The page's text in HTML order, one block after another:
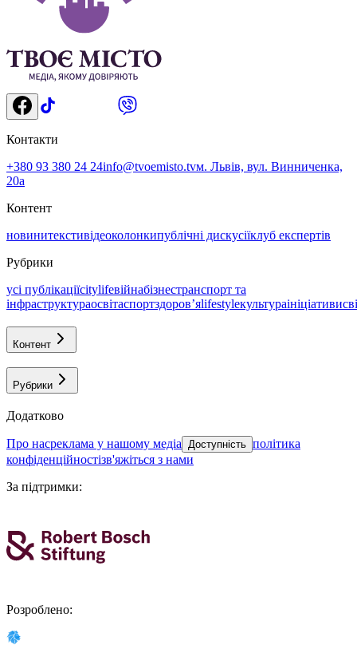
Контакти
+380 93 380 24 24info@tvoemisto.tvм. Львів, вул. Винниченка,
20а
Контент
новинитекстивідеоколонкипублічні дискусіїклуб експертів
Рубрики
усі публікаціїcitylifeвійнабізнестранспорт та
інфраструктураосвітаспортздоровʼяlifestyleкультураініціативи
Контент
Рубрики
Додатково
про насреклама у нашому медіа Доступність політика
конфіденційностізв'яжіться з нами
За підтримки:
Розроблено: